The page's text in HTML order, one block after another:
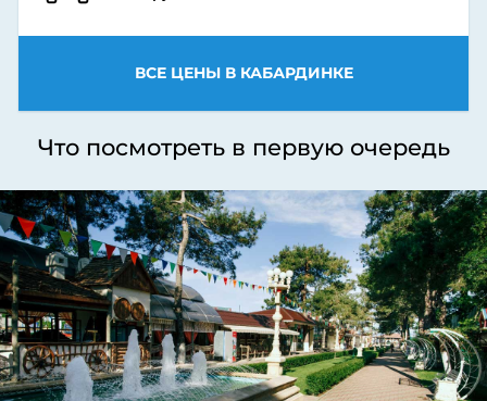
ВСЕ ЦЕНЫ В КАБАРДИНКЕ
Что посмотреть в первую очередь